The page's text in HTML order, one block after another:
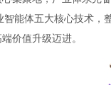
能体五大核心技术
价值升级迈进。